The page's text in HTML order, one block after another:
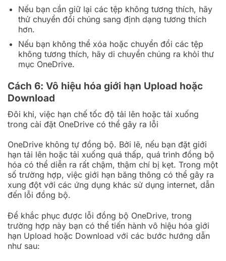
Nếu bạn cần giữ lại các tệp không tương thích, hãy
thử chuyển đổi chúng sang định dạng tương thích
hơn.
Nếu bạn không thể xóa hoặc chuyển đổi các tệp
không tương thích, hãy di chuyển chúng ra khỏi thư
mục OneDrive.
Cách 6: Vô hiệu hóa giới hạn Upload hoặc
Download
Đôi khi, việc hạn chế tốc độ tải lên hoặc tải xuống
trong cài đặt OneDrive có thể gây ra lỗi
OneDrive không tự đồng bộ. Bởi lẽ, nếu bạn đặt giới
hạn tải lên hoặc tải xuống quá thấp, quá trình đồng bộ
hóa có thể diễn ra rất chậm, thậm chí bị kẹt. Trong một
số trường hợp, việc giới hạn băng thông có thể gây ra
xung đột với các ứng dụng khác sử dụng internet, dẫn
đến lỗi đồng bộ.
Để khắc phục được lỗi đồng bộ OneDrive, trong
trường hợp này bạn có thể tiến hành vô hiệu hóa giới
hạn Upload hoặc Download với các bước hướng dẫn
như sau: